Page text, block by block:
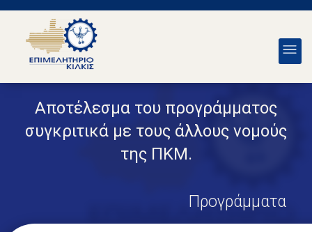
Aποτέλεσμα του προγράμματος
συγκριτικά με τους άλλους νομούς
της ΠΚΜ.
Προγράμματα